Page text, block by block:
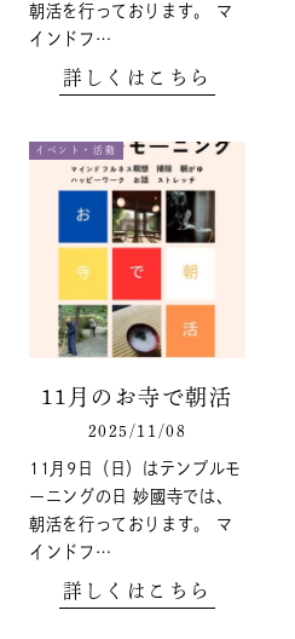
朝活を行っております。 マ
インドフ…
詳しくはこちら
イベント・活動
11月のお寺で朝活
2025/11/08
11月9日（日）はテンプルモ
ーニングの日 妙國寺では、
朝活を行っております。 マ
インドフ…
詳しくはこちら